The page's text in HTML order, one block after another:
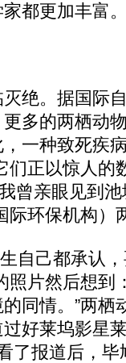
都更加丰富
。据国际
多的两栖动
一种致死疾
正以惊人的
曾亲眼见到
际环保机构）
己都承认，
照片然后想到
同情。”两栖
好莱坞影星
了报道后，